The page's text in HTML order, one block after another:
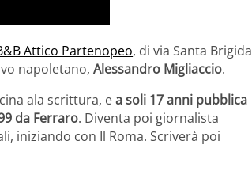
Attico Partenopeo, di via Santa Brigida
napoletano, Alessandro Migliaccio.
ala scrittura, ea soli 17 anni pubblica
da Ferraro. Diventa poi giornalista
iniziando con Il Roma. Scriverà poi